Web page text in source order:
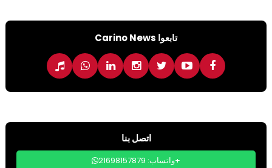
تابعوا Carino News
اتصل بنا
واتساب: 21698157879+